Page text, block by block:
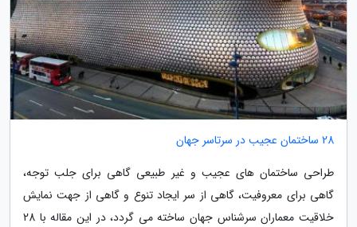
28 ساختمان عجیب در سرتاسر جهان
طراحی ساختمان های عجیب و غیر طبیعی گاهی برای جلب توجه،
گاهی برای معروفیت، گاهی از سر ایجاد تنوع و گاهی از جهت نمایش
خلاقیت معماران سرشناس جهان ساخته می گردد، در این مقاله با 28